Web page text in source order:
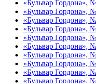
«Бульвар Гордона»,
«Бульвар Гордона»,
«Бульвар Гордона»,
«Бульвар Гордона»,
«Бульвар Гордона»,
«Бульвар Гордона»,
«Бульвар Гордона»,
«Бульвар Гордона»,
«Бульвар Гордона»,
«Бульвар Гордона»,